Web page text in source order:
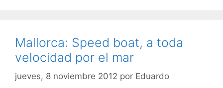
Mallorca: Speed boat, a toda
velocidad por el mar
jueves, 8 noviembre 2012 por Eduardo